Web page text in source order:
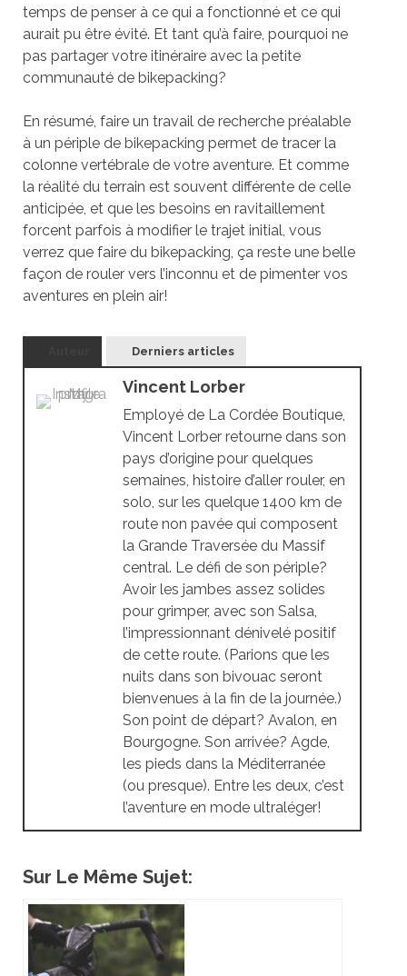
temps de penser à ce qui a fonctionné et ce qui
aurait pu être évité. Et tant qu’à faire, pourquoi ne
pas partager votre itinéraire avec la petite
communauté de bikepacking?
En résumé, faire un travail de recherche préalable
à un périple de bikepacking permet de tracer la
colonne vertébrale de votre aventure. Et comme
la réalité du terrain est souvent différente de celle
anticipée, et que les besoins en ravitaillement
forcent parfois à modifier le trajet initial, vous
verrez que faire du bikepacking, ça reste une belle
façon de rouler vers l’inconnu et de pimenter vos
aventures en plein air!
Derniers articles
Vincent Lorber
Employé de La Cordée Boutique,
Vincent Lorber retourne dans son
pays d’origine pour quelques
semaines, histoire d’aller rouler, en
solo, sur les quelque 1400 km de
route non pavée qui composent
la Grande Traversée du Massif
central. Le défi de son périple?
Avoir les jambes assez solides
pour grimper, avec son Salsa,
l’impressionnant dénivelé positif
de cette route. (Parions que les
nuits dans son bivouac seront
bienvenues à la fin de la journée.)
Son point de départ? Avalon, en
Bourgogne. Son arrivée? Agde,
les pieds dans la Méditerranée
(ou presque). Entre les deux, c’est
l’aventure en mode ultraléger!
Sur Le Même Sujet: